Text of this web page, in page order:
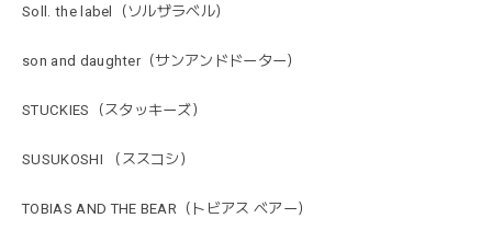
Soll. the label（ソルザラベル）
son and daughter（サンアンドドーター）
STUCKIES（スタッキーズ）
SUSUKOSHI （ススコシ）
TOBIAS AND THE BEAR（トビアス ベアー）